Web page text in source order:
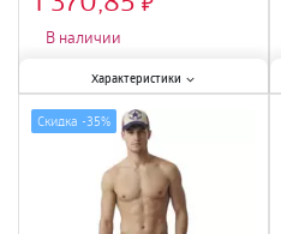
Характеристики:
Размер:XXL;
В наличии
Характеристики
Скидка -35%